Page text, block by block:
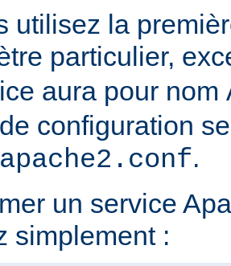
utilisez la
particulier,
aura pour nom
configuration
.
un service
simplement :